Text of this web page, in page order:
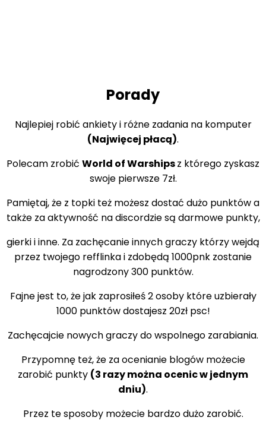
Porady
Najlepiej robić ankiety i różne zadania na komputer
(Najwięcej płacą).
Polecam zrobić World of Warshipsz którego zyskasz
swoje pierwsze 7zł.
Pamiętaj, że z topki też możesz dostać dużo punktów a
także za aktywność na discordzie są darmowe punkty,
gierki i inne. Za zachęcanie innych graczy którzy wejdą
przez twojego refflinka i zdobędą 1000pnk zostanie
nagrodzony 300 punktów.
Fajne jest to, że jak zaprosiłeś 2 osoby które uzbierały
1000 punktów dostajesz 20zł psc!
Zachęcajcie nowych graczy do wspolnego zarabiania.
Przypomnę też, że za ocenianie blogów możecie
zarobić punkty (3 razy można ocenic w jednym
dniu).
Przez te sposoby możecie bardzo dużo zarobić.